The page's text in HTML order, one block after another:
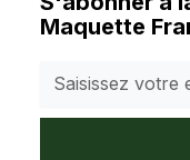
Maquette